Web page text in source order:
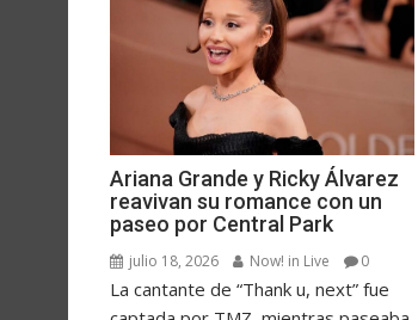
Ariana Grande y Ricky Álvarez
reavivan su romance con un
paseo por Central Park
julio 18, 2026 Now! in Live 0
La cantante de “Thank u, next” fue